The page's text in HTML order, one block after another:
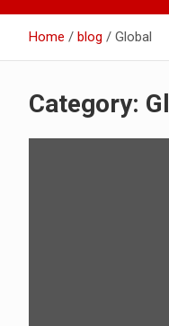
Home blog Global
Category: